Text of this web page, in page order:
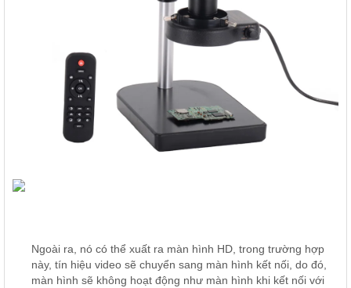
Ngoài ra, nó có thể xuất ra màn hình HD, trong trường hợp
này, tín hiệu video sẽ chuyển sang màn hình kết nối, do đó,
màn hình sẽ không hoạt động như màn hình khi kết nối với